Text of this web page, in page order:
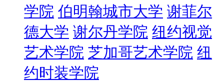
学院 伯明翰城市大学 谢菲尔
德大学 谢尔丹学院 纽约视觉
艺术学院 芝加哥艺术学院 纽
约时装学院